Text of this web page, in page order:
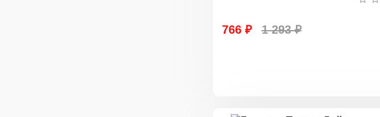
766 ₽ 1 293 ₽